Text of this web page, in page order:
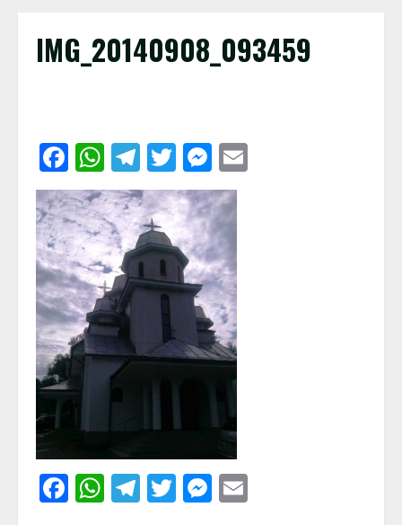
IMG_20140908_093459
Facebook
WhatsApp
Telegram
TwitterMessenger
Facebook
WhatsApp
Telegram
TwitterMessenger